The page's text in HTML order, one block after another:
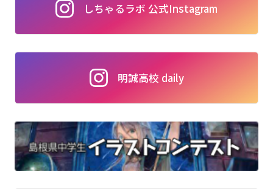
しちゃるラボ 公式Instagram
明誠高校 daily